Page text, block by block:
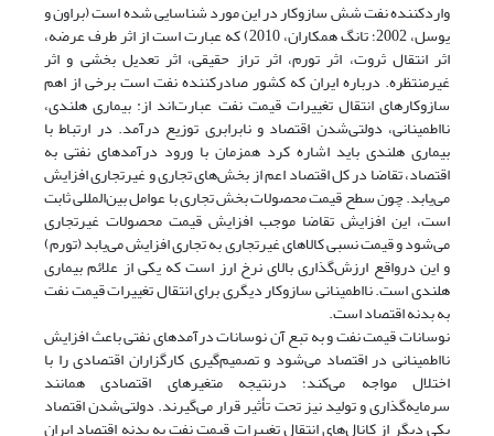
واردکننده نفت شش سازوکار در این مورد شناسایی شده است (براون و
یوسل، 2002؛ تانگ همکاران، 2010) که عبارت است از اثر طرف عرضه،
اثر انتقال ثروت، اثر تورم، اثر تراز حقیقی، اثر تعدیل بخشی و اثر
غیرمنتظره. درباره ایران که کشور صادرکننده نفت است برخی از اهم
سازوکارهای انتقال تغییرات قیمت نفت عبارت‌اند از: بیماری هلندی،
نااطمینانی، دولتی‌شدن اقتصاد و نابرابری توزیع درآمد. در ارتباط با
بیماری هلندی باید اشاره کرد همزمان با ورود درآمدهای نفتی به
اقتصاد، تقاضا در کل اقتصاد اعم از بخش‌های تجاری و غیرتجاری افزایش
می‌یابد. چون سطح قیمت محصولات بخش تجاری با عوامل بین‌المللی ثابت
است، این افزایش تقاضا موجب افزایش قیمت محصولات غیرتجاری
می‌شود و قیمت نسبی کالاهای غیرتجاری به تجاری افزایش می‌یابد (تورم)
و این درواقع ارزش‌گذاری بالای نرخ ارز است که یکی از علائم بیماری
هلندی است. نااطمینانی سازوکار دیگری برای انتقال تغییرات قیمت نفت
به بدنه اقتصاد است.
نوسانات قیمت نفت و به تبع آن نوسانات درآمدهای نفتی باعث افزایش
نااطمینانی در اقتصاد می‌شود و تصمیم‌گیری کارگزاران اقتصادی را با
اختلال مواجه می‌کند؛ درنتیجه متغیرهای اقتصادی همانند
سرمایه‌گذاری و تولید نیز تحت تأثیر قرار می‌گیرند. دولتی‌شدن اقتصاد
یکی دیگر از کانال‌های انتقال تغییرات قیمت نفت به بدنه اقتصاد ایران